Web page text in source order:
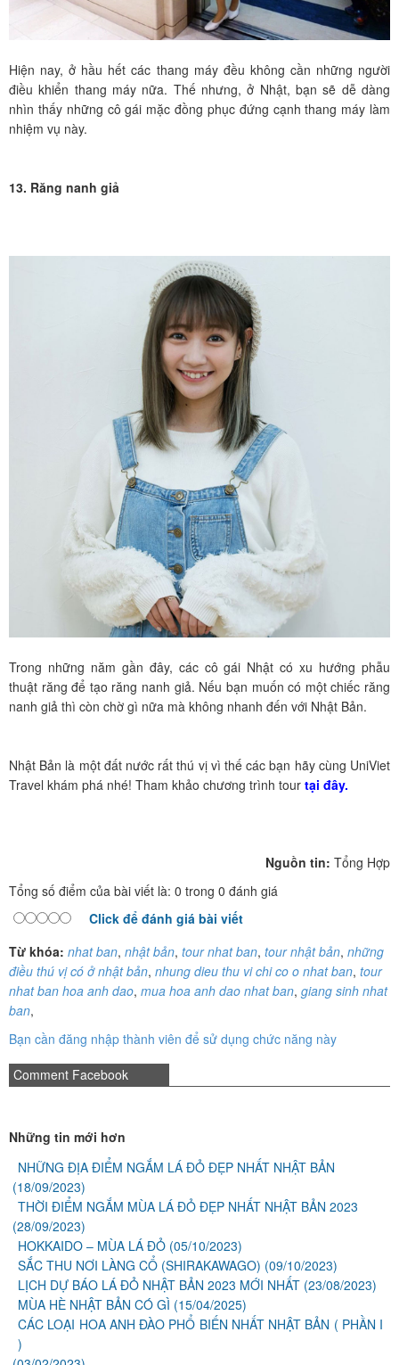
Hiện nay, ở hầu hết các thang máy đều không cần những người
điều khiển thang máy nữa. Thế nhưng, ở Nhật, bạn sẽ dễ dàng
nhìn thấy những cô gái mặc đồng phục đứng cạnh thang máy làm
nhiệm vụ này.
13. Răng nanh giả
Trong những năm gần đây, các cô gái Nhật có xu hướng phẫu
thuật răng để tạo răng nanh giả. Nếu bạn muốn có một chiếc răng
nanh giả thì còn chờ gì nữa mà không nhanh đến với Nhật Bản.
Nhật Bản là một đất nước rất thú vị vì thế các bạn hãy cùng UniViet
Travel khám phá nhé! Tham khảo chương trình tour tại đây.
Nguồn tin: Tổng Hợp
Tổng số điểm của bài viết là: 0 trong 0 đánh giá
Click để đánh giá bài viết
Từ khóa: nhat ban, nhật bản, tour nhat ban, tour nhật bản, những
điều thú vị có ở nhật bản, nhung dieu thu vi chi co o nhat ban, tour
nhat ban hoa anh dao, mua hoa anh dao nhat ban, giang sinh nhat
ban,
Bạn cần đăng nhập thành viên để sử dụng chức năng này
Comment Facebook
Những tin mới hơn
NHỮNG ĐỊA ĐIỂM NGẮM LÁ ĐỎ ĐẸP NHẤT NHẬT BẢN
(18/09/2023)
THỜI ĐIỂM NGẮM MÙA LÁ ĐỎ ĐẸP NHẤT NHẬT BẢN 2023
(28/09/2023)
HOKKAIDO – MÙA LÁ ĐỎ (05/10/2023)
SẮC THU NƠI LÀNG CỔ (SHIRAKAWAGO) (09/10/2023)
LỊCH DỰ BÁO LÁ ĐỎ NHẬT BẢN 2023 MỚI NHẤT (23/08/2023)
MÙA HÈ NHẬT BẢN CÓ GÌ (15/04/2025)
CÁC LOẠI HOA ANH ĐÀO PHỔ BIẾN NHẤT NHẬT BẢN ( PHẦN I
)